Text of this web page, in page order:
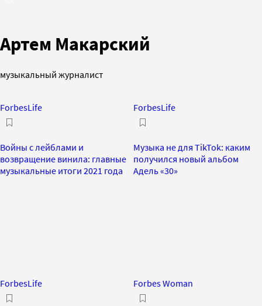
Артем Макарский
музыкальный журналист
ForbesLife
Войны с лейблами и
возвращение винила: главные
музыкальные итоги 2021 года
ForbesLife
Музыка не для TikTok: каким
получился новый альбом
Адель «30»
ForbesLife Forbes Woman